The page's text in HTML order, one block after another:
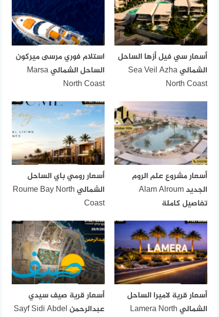
أسعار سي فيل أزها الساحل
الشمالي Sea Veil Azha
North Coast
استلام فوري مرسى ميركون
الساحل الشمالي Marsa
North Coast
أسعار مشروع علم الروم
الجديد Alam Alroum
تفاصيل كاملة
أسعار رومي باي الساحل
الشمالي Roume Bay North
Coast
أسعار قرية لاميرا الساحل
الشمالي Lamera North
أسعار قرية صيف سيدي
عبدالرحمن Sayf Sidi Abdel